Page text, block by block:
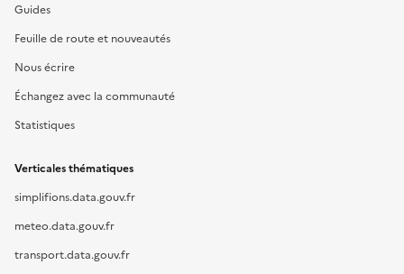
Guides
Feuille de route et nouveautés
Nous écrire
Échangez avec la communauté
Statistiques
Verticales thématiques
simplifions.data.gouv.fr
meteo.data.gouv.fr
transport.data.gouv.fr